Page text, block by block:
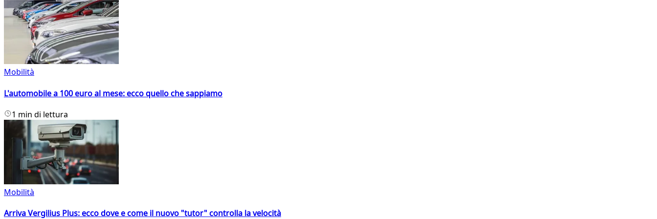
Mobilità
L'automobile a 100 euro al mese: ecco quello che sappiamo
1 min di lettura
Mobilità
Arriva Vergilius Plus: ecco dove e come il nuovo "tutor" controlla la velocità